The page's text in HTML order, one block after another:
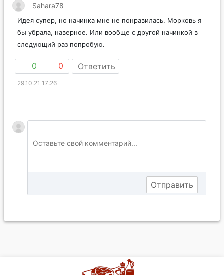
Sahara78
Идея супер, но начинка мне не понравилась. Морковь я
бы убрала, наверное. Или вообще с другой начинкой в
следующий раз попробую.
0 0 Ответить
29.10.21 17:26